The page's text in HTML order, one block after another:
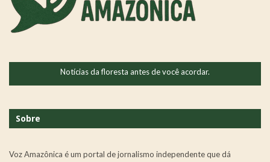
Notícias da floresta antes de você acordar.
Sobre
Voz Amazônica é um portal de jornalismo independente que dá